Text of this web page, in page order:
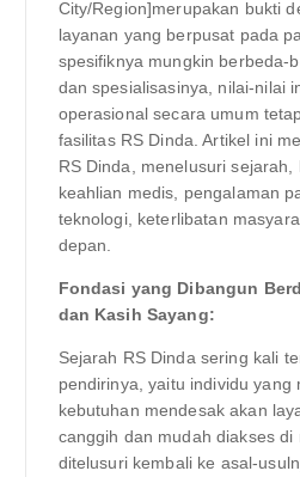
City/Region]merupakan bukti
layanan yang berpusat pada
spesifiknya mungkin berbeda-
dan spesialisasinya, nilai-nilai
operasional secara umum
fasilitas RS Dinda. Artikel ini
RS Dinda, menelusuri sejarah,
keahlian medis, pengalaman
teknologi, keterlibatan
depan.
Fondasi yang Dibangun
dan Kasih Sayang:
Sejarah RS Dinda sering kali
pendirinya, yaitu individu yang
kebutuhan mendesak akan
canggih dan mudah diakses di
ditelusuri kembali ke asal-